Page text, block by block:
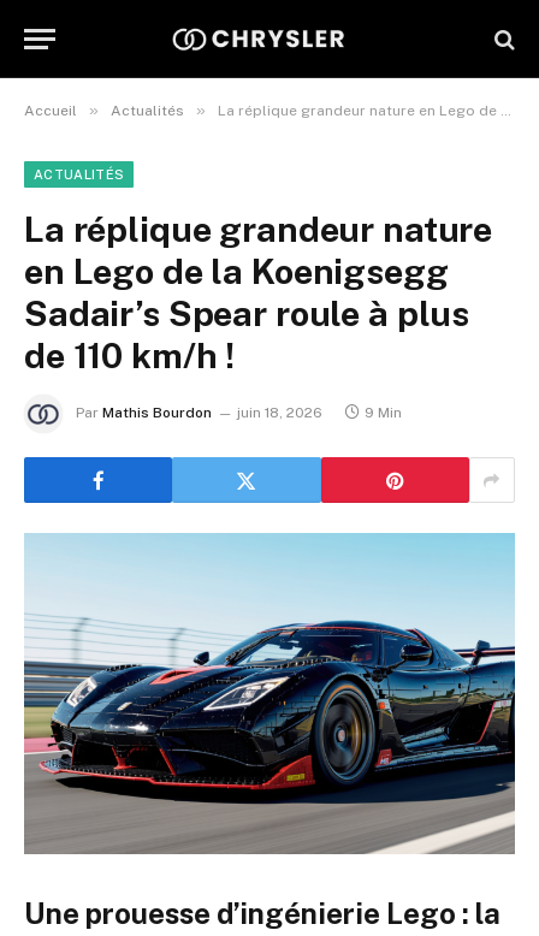
Accueil » Actualités » La réplique grandeur nature en Lego de la Koenigsegg Sadair’s Spear roule à plus de 110 km/h !
ACTUALITÉS
La réplique grandeur nature
en Lego de la Koenigsegg
Sadair’s Spear roule à plus
de 110 km/h !
Par Mathis Bourdon juin 18, 2026 9 Min
Une prouesse d’ingénierie Lego : la